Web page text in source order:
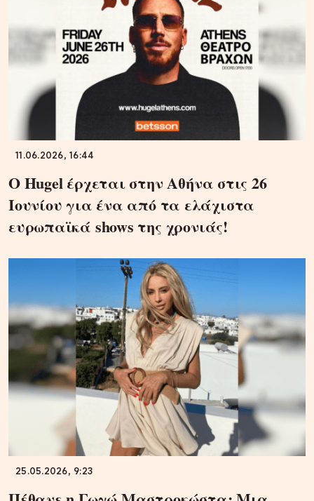
11.06.2026, 16:44
Ο Hugel έρχεται στην Αθήνα στις 26
Ιουνίου για ένα από τα ελάχιστα
ευρωπαϊκά shows της χρονιάς!
25.05.2026, 9:23